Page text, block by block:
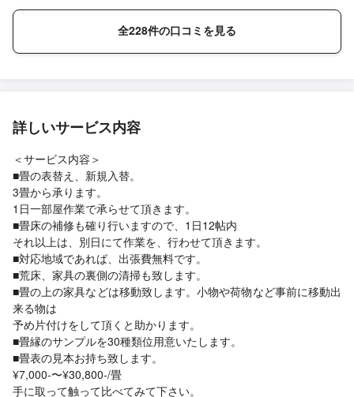
全228件の口コミを見る
詳しいサービス内容
＜サービス内容＞
■畳の表替え、新規入替。
3畳から承ります。
1日一部屋作業で承らせて頂きます。
■畳床の補修も確り行いますので、1日12帖内
それ以上は、別日にて作業を、行わせて頂きます。
■対応地域であれば、出張費無料です。
■荒床、家具の裏側の清掃も致します。
■畳の上の家具などは移動致します。小物や荷物など事前に移動出
来る物は
予め片付けをして頂くと助かります。
■畳縁のサンプルを30種類位用意いたします。
■畳表の見本お持ち致します。
¥7,000-〜¥30,800-/畳
手に取って触って比べてみて下さい。